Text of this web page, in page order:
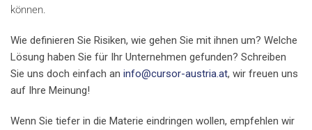
können.
Wie definieren Sie Risiken, wie gehen Sie mit ihnen um? Welche
Lösung haben Sie für Ihr Unternehmen gefunden? Schreiben
Sie uns doch einfach an info@cursor-austria.at, wir freuen uns
auf Ihre Meinung!
Wenn Sie tiefer in die Materie eindringen wollen, empfehlen wir